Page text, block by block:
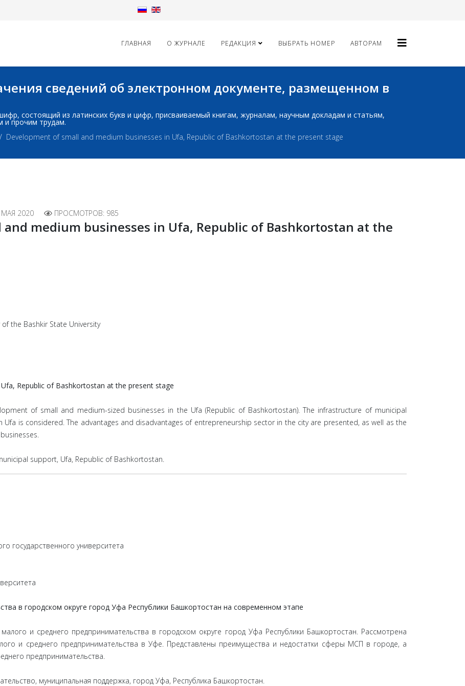
ГЛАВНАЯ О ЖУРНАЛЕ РЕДАКЦИЯ ВЫБРАТЬ НОМЕР АВТОРАМ
сведений об электронном документе, размещенном в
состоящий из латинских букв и цифр, присваиваемый книгам, журналам, научным докладам и статьям,
и прочим трудам.
Development of small and medium businesses in Ufa, Republic of Bashkortostan at the present stage
МАЯ 2020 ПРОСМОТРОВ: 985
medium businesses in Ufa, Republic of Bashkortostan at the
the Bashkir State University
Republic of Bashkortostan at the present stage
of small and medium-sized businesses in the Ufa (Republic of Bashkortostan). The infrastructure of municipal
is considered. The advantages and disadvantages of entrepreneurship sector in the city are presented, as well as the
support, Ufa, Republic of Bashkortostan.
государственного университета
в городском округе город Уфа Республики Башкортостан на современном этапе
и среднего предпринимательства в городском округе город Уфа Республики Башкортостан. Рассмотрена
и среднего предпринимательства в Уфе. Представлены преимущества и недостатки сферы МСП в городе, а
предпринимательства.
муниципальная поддержка, город Уфа, Республика Башкортостан.